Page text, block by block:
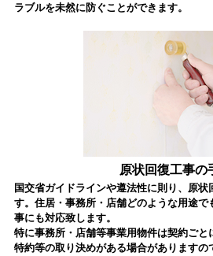
ラブルを未然に防ぐことができます。
原状回復工事の
国交省ガイドラインや遵法性に則り、原状
す。住居・事務所・店舗どのような用途で
事にも対応致します。
特に事務所・店舗等事業用物件は契約ごと
特約等の取り決めがある場合がありますの